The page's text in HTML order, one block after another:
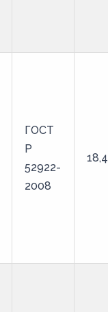
ГОСТ
Р
52922-
2008
18,4